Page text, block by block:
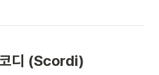
디 (Scordi)